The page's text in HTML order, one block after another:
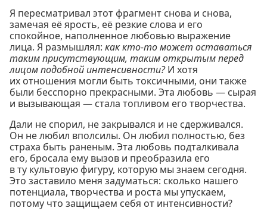
Я пересматривал этот фрагмент снова и снова,
замечая её ярость, её резкие слова и его
спокойное, наполненное любовью выражение
лица. Я размышлял: как кто-то может оставаться
таким присутствующим, таким открытым перед
лицом подобной интенсивности?И хотя
их отношения могли быть токсичными, они также
были бесспорно прекрасными. Эта любовь — сырая
и вызывающая — стала топливом его творчества.
Дали не спорил, не закрывался и не сдерживался.
Он не любил вполсилы. Он любил полностью, без
страха быть раненым. Эта любовь подталкивала
его, бросала ему вызов и преобразила его
в ту культовую фигуру, которую мы знаем сегодня.
Это заставило меня задуматься: сколько нашего
потенциала, творчества и роста мы упускаем,
потому что защищаем себя от интенсивности?